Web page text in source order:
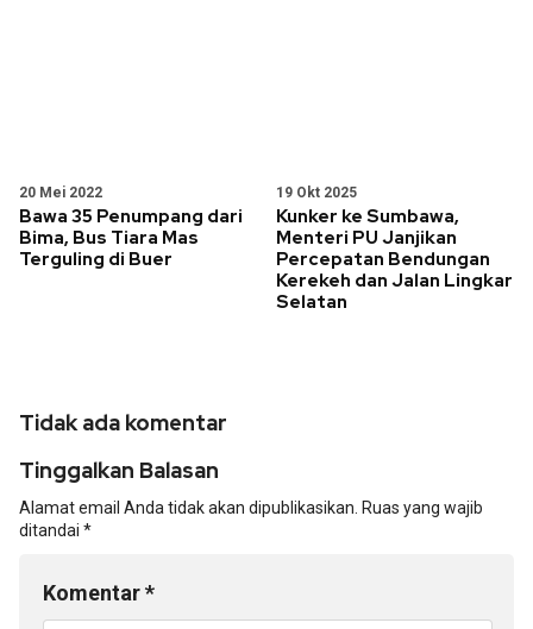
20 Mei 2022
Bawa 35 Penumpang dari
Bima, Bus Tiara Mas
Terguling di Buer
19 Okt 2025
Kunker ke Sumbawa,
Menteri PU Janjikan
Percepatan Bendungan
Kerekeh dan Jalan Lingkar
Selatan
Tidak ada komentar
Tinggalkan Balasan
Alamat email Anda tidak akan dipublikasikan. Ruas yang wajib
ditandai *
Komentar*